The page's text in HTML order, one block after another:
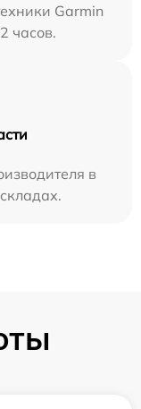
Garmin
часов.
в